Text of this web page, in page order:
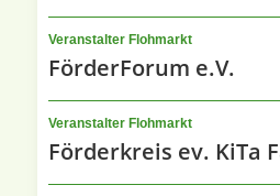
Veranstalter Flohmarkt
FörderForum e.V.
Veranstalter Flohmarkt
Förderkreis ev. KiTa